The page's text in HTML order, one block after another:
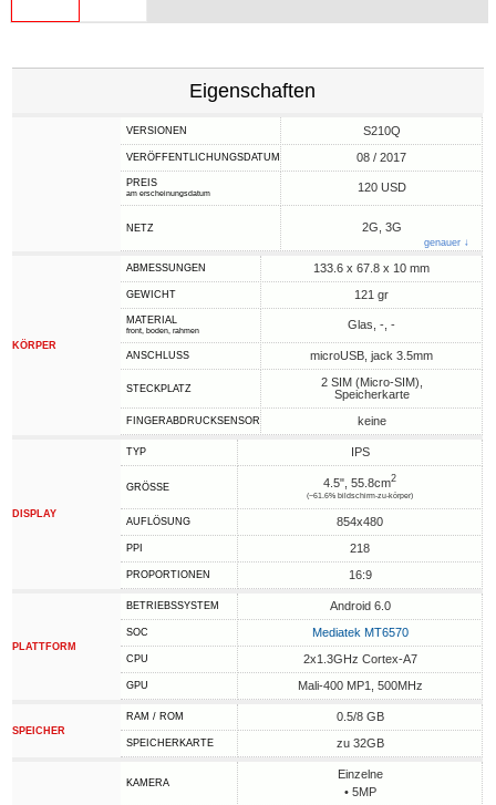
Eigenschaften
VERSIONEN S210Q
VERÖFFENTLICHUNGSDATUM 08 / 2017
PREIS
am erscheinungsdatum 120 USD
NETZ 2G, 3G
genauer ↓
KÖRPER
ABMESSUNGEN 133.6 x 67.8 x 10 mm
GEWICHT 121 gr
MATERIAL
front, boden, rahmen Glas, -, -
ANSCHLUSS microUSB, jack 3.5mm
STECKPLATZ
2 SIM (Micro-SIM),
Speicherkarte
FINGERABDRUCKSENSOR keine
DISPLAY
TYP IPS
GRÖSSE 4.5", 55.8cm2
(~61.6% bildschirm-zu-körper)
AUFLÖSUNG 854x480
PPI 218
PROPORTIONEN 16:9
PLATTFORM
BETRIEBSSYSTEM Android 6.0
SOC Mediatek MT6570
CPU 2x1.3GHz Cortex-A7
GPU Mali-400 MP1, 500MHz
SPEICHER
RAM / ROM 0.5/8 GB
SPEICHERKARTE zu 32GB
KAMERA
Einzelne
• 5MP